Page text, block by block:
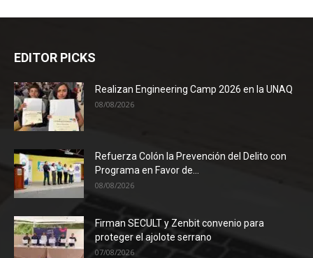
EDITOR PICKS
Realizan Engineering Camp 2026 en la UNAQ
08/08/2026
Refuerza Colón la Prevención del Delito con
Programa en Favor de...
08/08/2026
Firman SECULT y Zenbit convenio para
proteger el ajolote serrano
07/08/2026